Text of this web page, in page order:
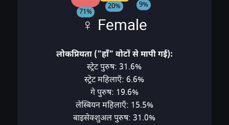
71%
20% 9%
♀ Female
लोकप्रियता ("हाँ" वोटों से मापी गई):
स्ट्रेट पुरुष: 31.6%
स्ट्रेट महिलाएँ: 6.6%
गे पुरुष: 19.6%
लेस्बियन महिलाएँ: 15.5%
बाइसेक्शुअल पुरुष: 31.0%